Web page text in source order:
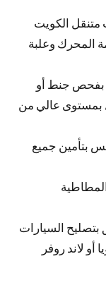
متنقل الكويت
المحرك وعلبة
بفحص جنط أو
بمستوى عالي من
بتأمين جميع
السيارات
أو لاند روفر